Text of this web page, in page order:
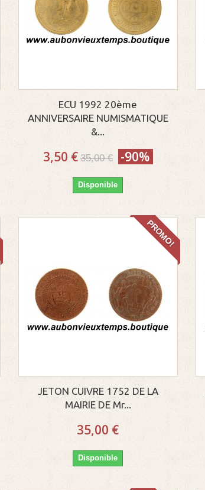
ECU 1992 20ème
ANNIVERSAIRE NUMISMATIQUE
&...
3,50 € 35,00 € -90%
Disponible
PROMO!
JETON CUIVRE 1752 DE LA
MAIRIE DE Mr...
35,00 €
Disponible